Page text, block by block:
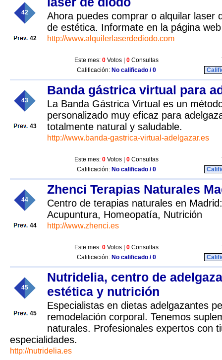
42
42
Ahora puedes comprar o alquilar laser
de estética. Informate en la página
http://www.alquilerlaserdediodo.com
Este mes: 0 Votos | 0 Consultas
Calificación: No calificado / 0
43
43
Banda gástrica virtual para
La Banda Gástrica Virtual es un
personalizado muy eficaz para
totalmente natural y saludable.
http://www.banda-gastrica-virtual-adelgazar.es
Este mes: 0 Votos | 0 Consultas
Calificación: No calificado / 0
44
44
Zhenci Terapias Naturales
Centro de terapias naturales en
Acupuntura, Homeopatía, Nutrición
http://www.zhenci.es
Este mes: 0 Votos | 0 Consultas
Calificación: No calificado / 0
45
45
Nutridelia, centro de
estética y nutrición
Especialistas en dietas adelgazantes
remodelación corporal. Tenemos
naturales. Profesionales expertos con
especialidades.
http://nutridelia.es